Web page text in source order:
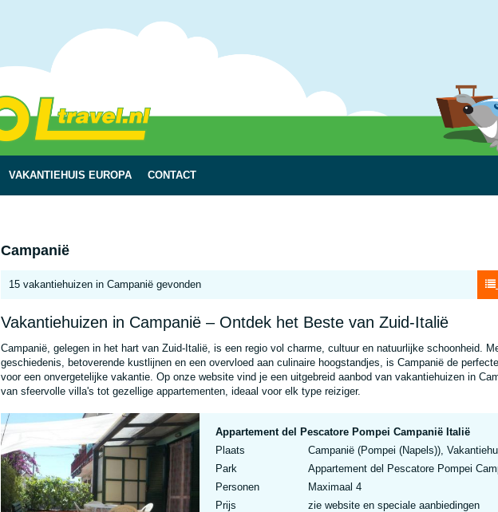
VAKANTIEHUIS EUROPA CONTACT
Campanië
15 vakantiehuizen in Campanië gevonden
Vakantiehuizen in Campanië – Ontdek het Beste van Zuid-Italië
Campanië, gelegen in het hart van Zuid-Italië, is een regio vol charme, cultuur en natuurlijke schoonheid.
geschiedenis, betoverende kustlijnen en een overvloed aan culinaire hoogstandjes, is Campanië de
voor een onvergetelijke vakantie. Op onze website vind je een uitgebreid aanbod van vakantiehuizen in
van sfeervolle villa's tot gezellige appartementen, ideaal voor elk type reiziger.
Appartement del Pescatore Pompei Campanië Italië
Plaats
Campanië (Pompei (Napels)),
Park
Appartement del Pescatore Pompei
Personen
Maximaal 4
Prijs
zie website en speciale aanbiedingen